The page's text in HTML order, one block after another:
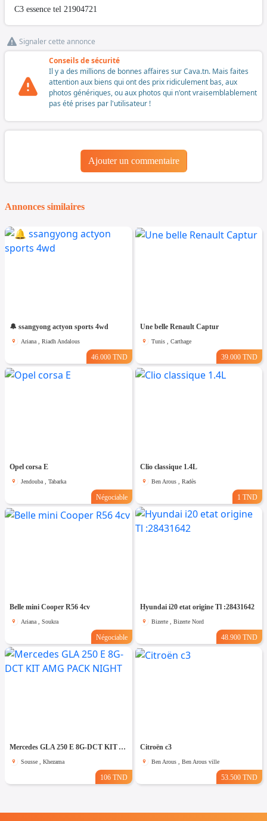
C3 essence tel 21904721
Signaler cette annonce
Conseils de sécurité
Il y a des millions de bonnes affaires sur Cava.tn. Mais faites
attention aux biens qui ont des prix ridiculement bas, aux
photos génériques, ou aux photos qui n'ont vraisemblablement
pas été prises par l'utilisateur !
Ajouter un commentaire
Annonces similaires
🔔 ssangyong actyon sports 4wd
Ariana , Riadh Andalous
46.000 TND
Une belle Renault Captur
Tunis , Carthage
39.000 TND
Opel corsa E
Jendouba , Tabarka
Négociable
Clio classique 1.4L
Ben Arous , Radès
1 TND
Belle mini Cooper R56 4cv
Ariana , Soukra
Négociable
Hyundai i20 etat origine Tl :28431642
Bizerte , Bizerte Nord
48.900 TND
Mercedes GLA 250 E 8G-DCT KIT AMG PACK NIGHT
Sousse , Khezama
106 TND
Citroën c3
Ben Arous , Ben Arous ville
53.500 TND